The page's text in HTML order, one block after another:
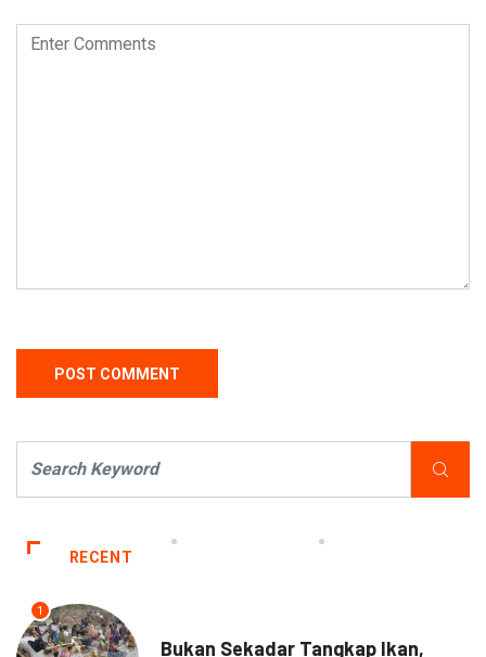
RECENT
1
Bukan Sekadar Tangkap Ikan,